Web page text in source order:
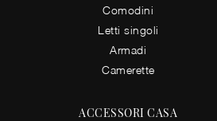
Comodini
Letti singoli
Armadi
Camerette
ACCESSORI CASA